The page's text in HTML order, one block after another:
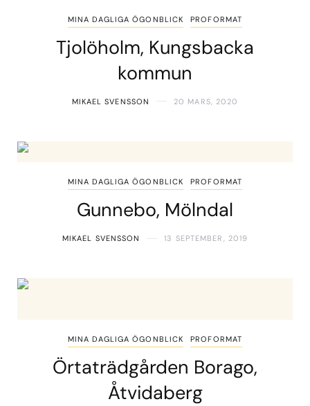
MINA DAGLIGA ÖGONBLICK PROFORMAT
Tjolöholm, Kungsbacka
kommun
MIKAEL SVENSSON 20 MARS, 2020
MINA DAGLIGA ÖGONBLICK PROFORMAT
Gunnebo, Mölndal
MIKAEL SVENSSON 13 SEPTEMBER, 2019
MINA DAGLIGA ÖGONBLICK PROFORMAT
Örtaträdgården Borago,
Åtvidaberg